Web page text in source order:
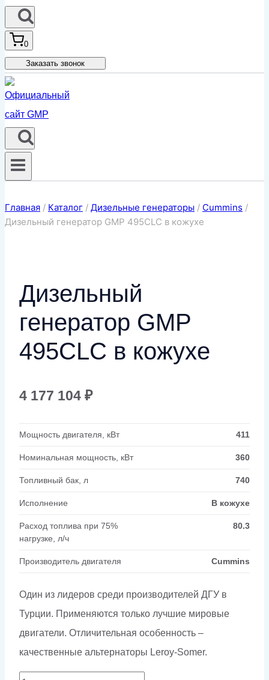
0
Заказать звонок
Главная / Каталог / Дизельные генераторы / Cummins /
Дизельный генератор GMP 495CLC в кожухе
Дизельный
генератор GMP
495CLC в кожухе
4 177 104 ₽
Мощность двигателя, кВт 411
Номинальная мощность, кВт 360
Топливный бак, л 740
Исполнение В кожухе
Расход топлива при 75%
нагрузке, л/ч
80.3
Производитель двигателя Cummins
Один из лидеров среди производителей ДГУ в
Турции. Применяются только лучшие мировые
двигатели. Отличительная особенность –
качественные альтернаторы Leroy-Somer.